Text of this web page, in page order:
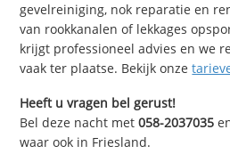
gevelreiniging, nok reparatie en
van rookkanalen of lekkages
krijgt professioneel advies en we
vaak ter plaatse. Bekijk onze
Heeft u vragen bel gerust!
Bel deze nacht met058-2037035
waar ook in Friesland.